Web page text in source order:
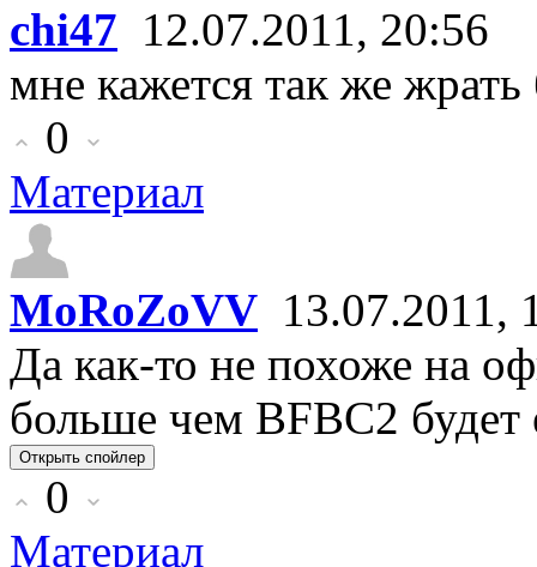
chi47 12.07.2011, 20:56
мне кажется так же жрать
0
Материал
MoRoZoVV 13.07.2011,
Да как-то не похоже на
больше чем BFBC2 будет
0
Материал